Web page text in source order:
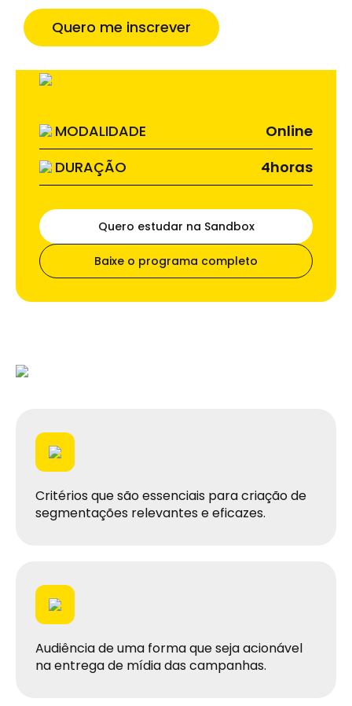
quer refinar o uso de dados de audiência
MODALIDADE
Online
DURAÇÃO
4horas
Quero estudar na Sandbox
Baixe o programa completo
Critérios que são essenciais para criação de
segmentações relevantes e eficazes.
Audiência de uma forma que seja acionável
na entrega de mídia das campanhas.
Quero me inscrever